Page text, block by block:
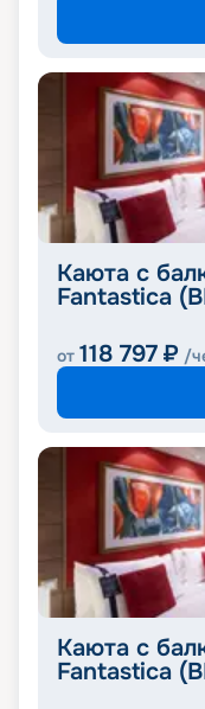
Каюта с
Fantastica
от 118 797 ₽ /
Каюта с
Fantastica